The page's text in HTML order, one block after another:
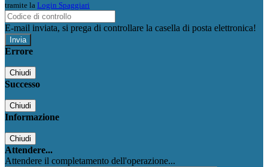
tramite la Login Spaggiari
E-mail inviata, si prega di controllare la casella di posta elettronica!
Errore
Chiudi
Successo
Chiudi
Informazione
Chiudi
Attendere...
Attendere il completamento dell'operazione...